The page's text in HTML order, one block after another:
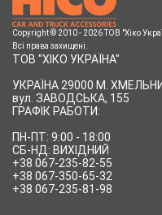
Copyright © 2010 - 2026 ТОВ "Хіко
Всі права захищені.
ТОВ "ХІКО УКРАЇНА"
УКРАЇНА 29000 М.
вул. ЗАВОДСЬКА, 155
ГРАФІК РАБОТИ:
ПН-ПТ: 9:00 - 18:00
СБ-НД: ВИХІДНИЙ
+38 067-235-82-55
+38 067-350-65-32
+38 067-235-81-98